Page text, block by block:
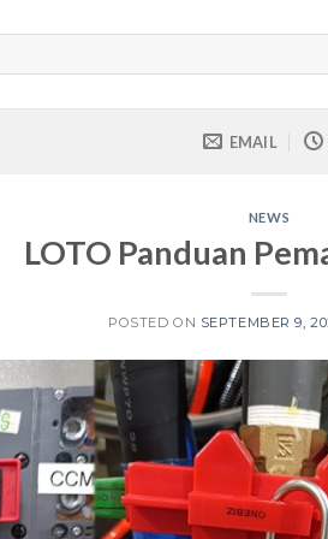
EMAIL
NEWS
LOTO Panduan
POSTED ON SEPTEMBER 9,